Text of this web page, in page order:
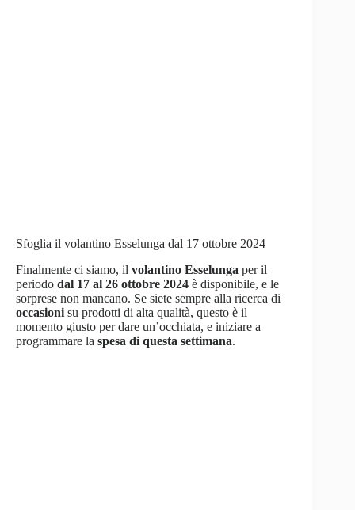
Sfoglia il volantino Esselunga dal 17 ottobre 2024
Finalmente ci siamo, il volantino Esselunga per il
periodo dal 17 al 26 ottobre 2024 è disponibile, e le
sorprese non mancano. Se siete sempre alla ricerca di
occasioni su prodotti di alta qualità, questo è il
momento giusto per dare un’occhiata, e iniziare a
programmare la spesa di questa settimana.